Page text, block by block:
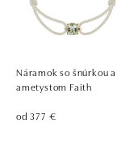
Náramok so šnúrkou a
ametystom Faith
od 377 €